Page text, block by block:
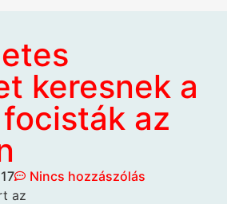
keresnek a
az
Nincs hozzászólás
az